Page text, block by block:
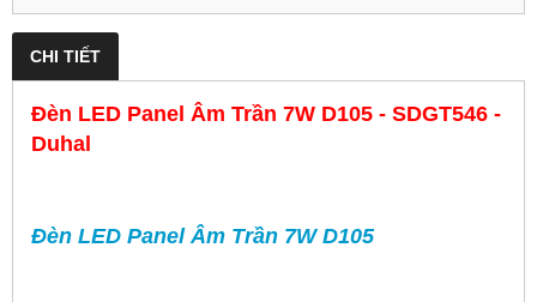
CHI TIẾT
Đèn LED Panel Âm Trần 7W D105 - SDGT546 -
Duhal
Đèn LED Panel Âm Trần 7W D105